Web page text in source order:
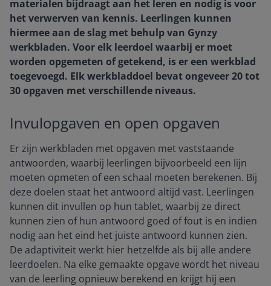
materialen bijdraagt aan het leren en nodig is voor
het verwerven van kennis. Leerlingen kunnen
hiermee aan de slag met behulp van Gynzy
werkbladen. Voor elk leerdoel waarbij er moet
worden opgemeten of getekend, is er een werkblad
toegevoegd. Elk werkbladdoel bevat ongeveer 20 tot
30 opgaven met verschillende niveaus.
Invulopgaven en open opgaven
Er zijn werkbladen met opgaven met vaststaande
antwoorden, waarbij leerlingen bijvoorbeeld een lijn
moeten opmeten of een schaal moeten berekenen. Bij
deze doelen staat het antwoord altijd vast. Leerlingen
kunnen dit invullen op hun tablet, waarbij ze direct
kunnen zien of hun antwoord goed of fout is en indien
nodig aan het eind het juiste antwoord kunnen zien.
De adaptiviteit werkt hier hetzelfde als bij alle andere
leerdoelen. Na elke gemaakte opgave wordt het niveau
van de leerling opnieuw berekend en krijgt hij een